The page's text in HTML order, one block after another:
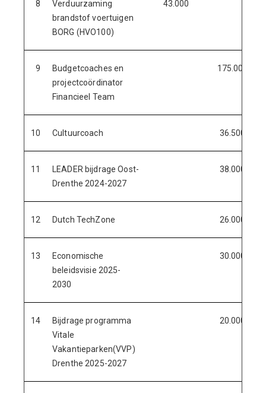
8
Verduurzaming
brandstof voertuigen
BORG (HVO100)
43.000
9
Budgetcoaches en
projectcoördinator
Financieel Team
175.000
10 Cultuurcoach 36.500
11
LEADER bijdrage Oost-
Drenthe 2024-2027
38.000
12 Dutch TechZone 26.000
13
Economische
beleidsvisie 2025-
2030
30.000
14
Bijdrage programma
Vitale
Vakantieparken(VVP)
Drenthe 2025-2027
20.000